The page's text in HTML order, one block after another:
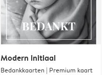
Modern initiaal
Bedankkaarten | Premium kaart